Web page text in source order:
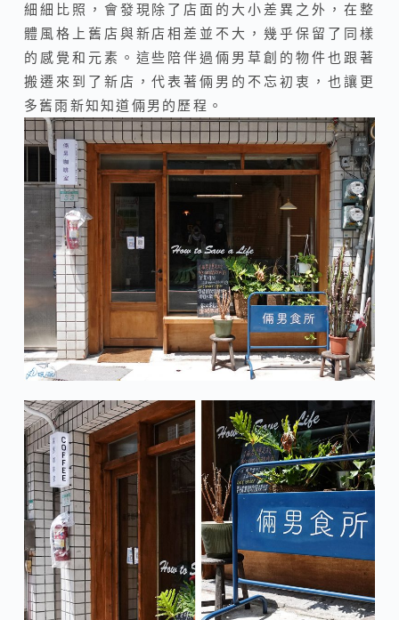
細細比照，會發現除了店面的大小差異之外，在整
體風格上舊店與新店相差並不大，幾乎保留了同樣
的感覺和元素。這些陪伴過倆男草創的物件也跟著
搬遷來到了新店，代表著倆男的不忘初衷，也讓更
多舊雨新知知道倆男的歷程。